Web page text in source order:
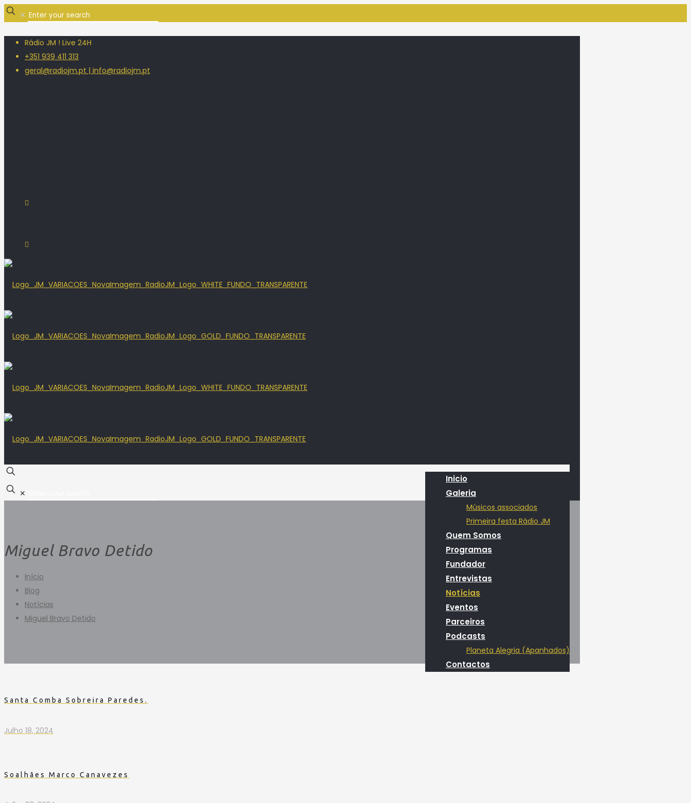
✕
Rádio JM ! Live 24H
+351 939 411 313
geral@radiojm.pt | info@radiojm.pt
Inicio
Galeria
Músicos associados
Primeira festa Rádio JM
Quem Somos
Programas
Fundador
Entrevistas
Notícias
Eventos
Parceiros
Podcasts
Planeta Alegria (Apanhados)
Contactos
✕
Miguel Bravo Detido
Início
Blog
Notícias
Miguel Bravo Detido
Santa Comba Sobreira Paredes.
Julho 18, 2024
Soalhães Marco Canavezes